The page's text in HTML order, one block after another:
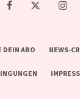
DEIN ABO NEWS-